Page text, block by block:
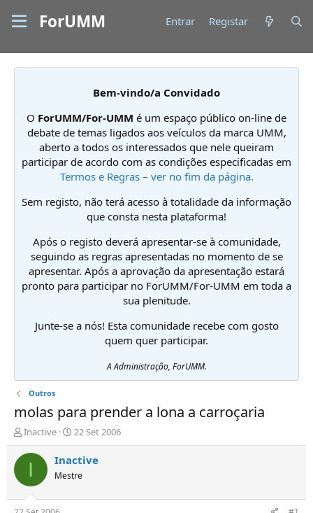
ForUMM Entrar Registar
Bem-vindo/a Convidado
O ForUMM/For-UMM é um espaço público on-line de
debate de temas ligados aos veículos da marca UMM,
aberto a todos os interessados que nele queiram
participar de acordo com as condições especificadas em
Termos e Regras – ver no fim da página.
Sem registo, não terá acesso à totalidade da informação
que consta nesta plataforma!
Após o registo deverá apresentar-se à comunidade,
seguindo as regras apresentadas no momento de se
apresentar. Após a aprovação da apresentação estará
pronto para participar no ForUMM/For-UMM em toda a
sua plenitude.
Junte-se a nós! Esta comunidade recebe com gosto
quem quer participar.
A Administração, ForUMM.
Outros
molas para prender a lona a carroçaria
I
n
i
i
d
Inactive
D
a
t
d
22 Set 2006
I Inactive
Mestre